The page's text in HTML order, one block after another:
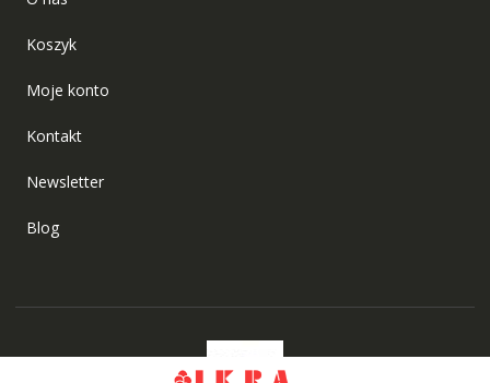
Koszyk
Moje konto
Kontakt
Newsletter
Blog